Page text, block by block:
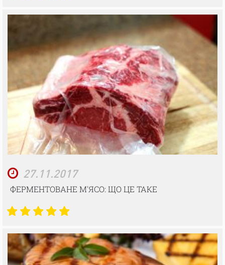
27.11.2017
ФЕРМЕНТОВАНЕ М'ЯСО: ЩО ЦЕ ТАКЕ